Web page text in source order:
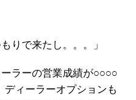
りで来たし。。。」
ラーの営業成績が○○○○
ィーラーオプションも